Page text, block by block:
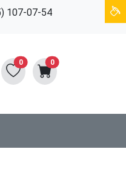
107-07-54
0 0